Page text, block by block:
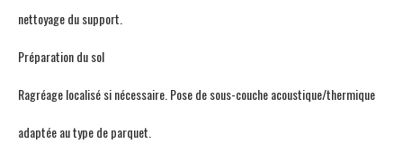
nettoyage du support.
Préparation du sol
Ragréage localisé si nécessaire. Pose de sous-couche acoustique/thermique
adaptée au type de parquet.